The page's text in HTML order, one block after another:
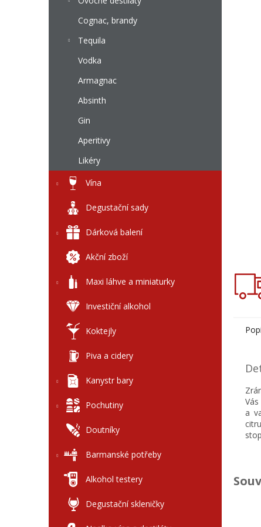
Cognac, brandy
Tequila
Vodka
Armagnac
Absinth
Gin
Aperitivy
Likéry
Vína
Degustační sady
Dárková balení
Akční zboží
Maxi láhve a miniaturky
Investiční alkohol
Koktejly
Piva a cidery
Kanystr bary
Pochutiny
Doutníky
Barmanské potřeby
Alkohol testery
Degustační skleničky
a